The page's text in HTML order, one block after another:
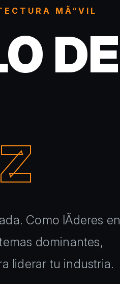
MÃ“VIL
DE
Como lÃ­deres en
dominantes,
liderar tu industria.